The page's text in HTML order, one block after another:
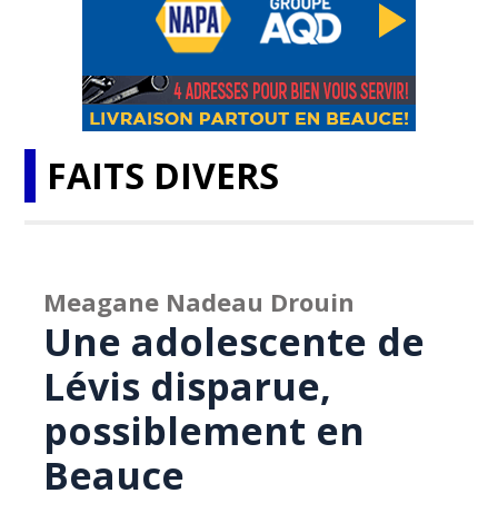
FAITS DIVERS
Meagane Nadeau Drouin
Une adolescente de
Lévis disparue,
possiblement en
Beauce